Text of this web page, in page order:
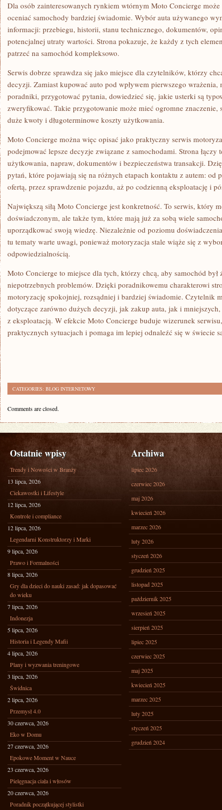
Dla osób zainteresowanych rynkiem wtórnym Moto Concierge
oceniać samochody bardziej świadomie. Wybór auta używanego
informacji: przebiegu, historii, stanu technicznego, dokumentów,
potencjalnej utraty wartości. Strona pokazuje, że każdy z tych
patrzeć na samochód kompleksowo.
Serwis dobrze sprawdza się jako miejsce dla czytelników, którzy
decyzji. Zamiast kupować auto pod wpływem pierwszego wrażenia,
poradniki, przygotować pytania, dowiedzieć się, jakie usterki są
zweryfikować. Takie przygotowanie może mieć ogromne
duże kwoty i długoterminowe koszty użytkowania.
Moto Concierge można więc opisać jako praktyczny serwis
podejmować lepsze decyzje związane z samochodami. Strona łączy
użytkowania, napraw, dokumentów i bezpieczeństwa transakcji.
pytań, które pojawiają się na różnych etapach kontaktu z autem: od
ofertą, przez sprawdzenie pojazdu, aż po codzienną eksploatację i
Największą siłą Moto Concierge jest konkretność. To serwis, który
doświadczonym, ale także tym, które mają już za sobą wiele
uporządkować swoją wiedzę. Niezależnie od poziomu
tu tematy warte uwagi, ponieważ motoryzacja stale wiąże się z
odpowiedzialnością.
Moto Concierge to miejsce dla tych, którzy chcą, aby samochód był
niepotrzebnych problemów. Dzięki poradnikowemu charakterowi
motoryzację spokojniej, rozsądniej i bardziej świadomie. Czytelnik
dotyczące zarówno dużych decyzji, jak zakup auta, jak i
z eksploatacją. W efekcie Moto Concierge buduje wizerunek
praktycznych sytuacjach i pomaga im lepiej odnaleźć się w świecie
CATEGORIES: BLOG INTERNETOWY
Comments are closed.
Ostatnie wpisy
Trendy i Nowości w Branży
13 lipca, 2026
Ciekawostki i Lifestyle
12 lipca, 2026
Kontrole i compliance
12 lipca, 2026
Legendarni Konstruktorzy i Marki
9 lipca, 2026
Prawo i Formalności
8 lipca, 2026
Gry dla dzieci do nauki zasad: jak dopasować
do wieku
7 lipca, 2026
Indonezja
5 lipca, 2026
Historia i Legendy Mafii
4 lipca, 2026
Plany i wyzwania treningowe
3 lipca, 2026
Świdnica
2 lipca, 2026
Przemysł 4.0
30 czerwca, 2026
Eko w Domu
27 czerwca, 2026
Epokowe Moment w Nauce
23 czerwca, 2026
Pielęgnacja ciała i włosów
20 czerwca, 2026
Poradnik początkującej stylistki
Archiwa
lipiec 2026
czerwiec 2026
maj 2026
kwiecień 2026
marzec 2026
luty 2026
styczeń 2026
grudzień 2025
listopad 2025
październik 2025
wrzesień 2025
sierpień 2025
lipiec 2025
czerwiec 2025
maj 2025
kwiecień 2025
marzec 2025
luty 2025
styczeń 2025
grudzień 2024